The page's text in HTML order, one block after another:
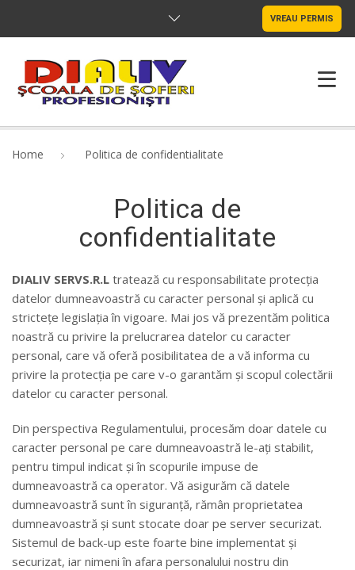
VREAU PERMIS
FORMARE GRATUITĂ
ACTE NECESARE
CARIERE
TARIFE
GALERIE
VIDEO
CONTACT
Home Politica de confidentialitate
Politica de
confidentialitate
DIALIV SERVS.R.L tratează cu responsabilitate protecția
datelor dumneavoastră cu caracter personal și aplică cu
strictețe legislația în vigoare. Mai jos vă prezentăm politica
noastră cu privire la prelucrarea datelor cu caracter
personal, care vă oferă posibilitatea de a vă informa cu
privire la protecția pe care v-o garantăm și scopul colectării
datelor cu caracter personal.
Din perspectiva Regulamentului, procesăm doar datele cu
caracter personal pe care dumneavoastră le-ați stabilit,
pentru timpul indicat și în scopurile impuse de
dumneavoastră ca operator. Vă asigurăm că datele
dumneavoastră sunt în siguranță, rămân proprietatea
dumneavoastră și sunt stocate doar pe server securizat.
Sistemul de back-up este foarte bine implementat și
securizat, iar nimeni în afara personalului nostru din